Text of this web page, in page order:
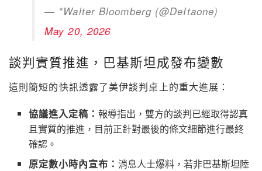
— *Walter Bloomberg (@DeItaone)
May 20, 2026
談判實質推進，巴基斯坦成發布變數
這則簡短的快訊透露了美伊談判桌上的重大進展：
協議進入定稿：報導指出，雙方的談判已經取得認真
且實質的推進，目前正針對最後的條文細節進行最終
確認。
原定數小時內宣布：消息人士爆料，若非巴基斯坦陸